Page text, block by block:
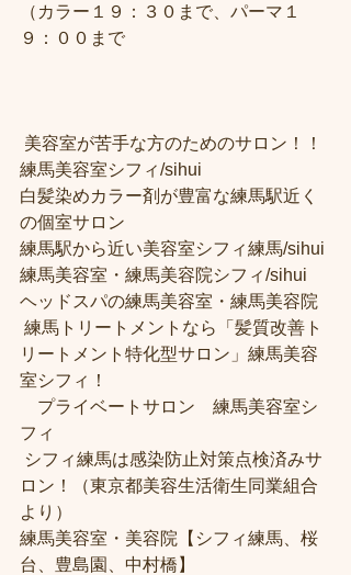
（カラー１９：３０まで、パーマ１
９：００まで
練馬美容室シフィ/sihui
白髪染めカラー剤が豊富な練馬駅近く
の個室サロン
練馬駅から近い美容室シフィ練馬/sihui
練馬美容室・練馬美容院シフィ/sihui
ヘッドスパの練馬美容室・練馬美容院
リートメント特化型サロン」練馬美容
室シフィ！
プライベートサロン　練馬美容室シ
フィ
ロン！（東京都美容生活衛生同業組合
より）
練馬美容室・美容院【シフィ練馬、桜
台、豊島園、中村橋】